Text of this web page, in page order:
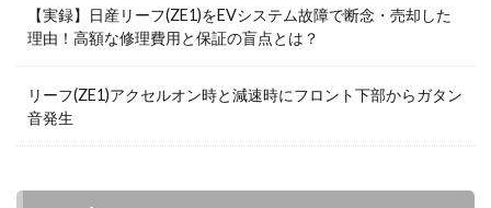
【実録】日産リーフ(ZE1)をEVシステム故障で断念・売却した
理由！高額な修理費用と保証の盲点とは？
リーフ(ZE1)アクセルオン時と減速時にフロント下部からガタン
音発生